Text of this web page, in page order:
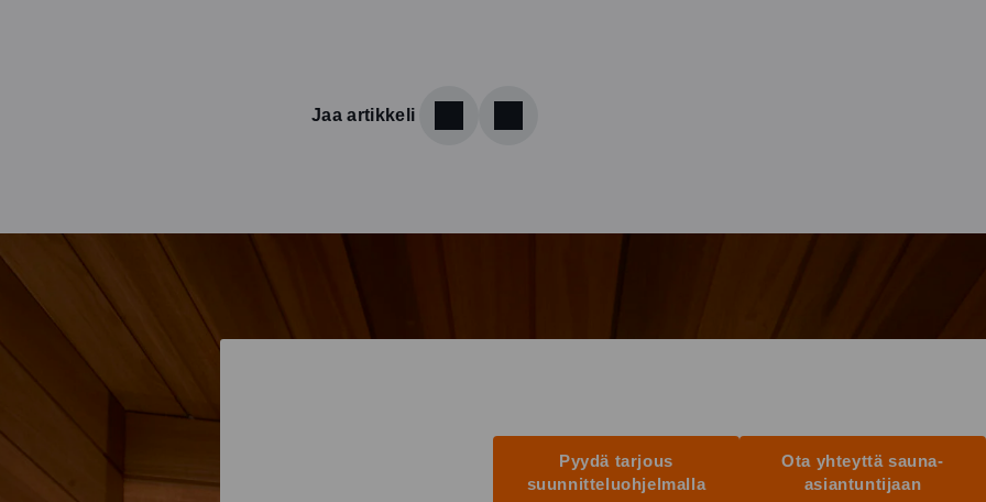
Jaa artikkeli
Pyydä tarjous
suunnitteluohjelmalla
Ota yhteyttä sauna-
asiantuntijaan